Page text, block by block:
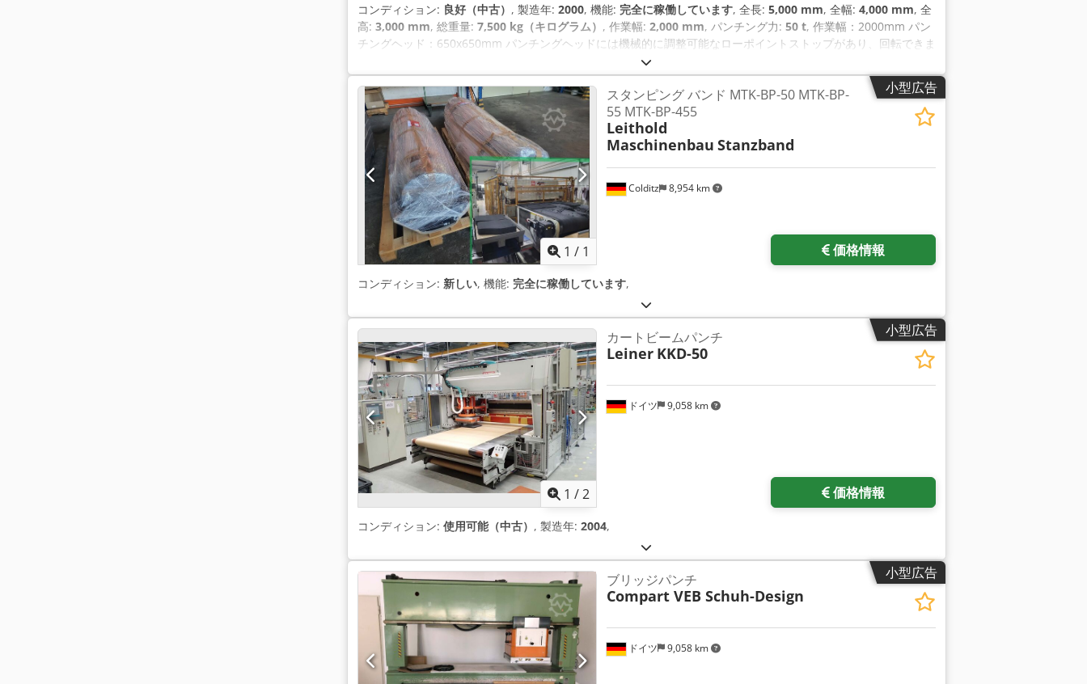
コンディション: 良好（中古） , 製造年: 2000, 機能: 完全に稼働しています, 全長: 5,000 mm, 全幅: 4,000 mm, 全
高: 3,000 mm, 総重量: 7,500 kg（キログラム） , 作業幅: 2,000 mm, パンチング力: 50 t, 作業幅：2000mm パン
チングヘッド：650x650mm パンチングヘッドには機械的に調整可能なローポイントストップがあり、回転できま
す（調整を簡素化するためにパンチの深さのデジタルカウ ンター付き） パンチ圧力：50t パンチングベルト振動
機能付き自動クランプジョーフィード付きパンチングベルト Crjdpfxowlu N Do Ap Isf 機械にはCNC制御が搭載さ
れている 巻き取り機は配送に含まれません パンチは完璧に動作し、すぐに使用できます。
小型広告
1 / 1
Colditz 8,954 km
スタンピング バンド MTK-BP-50 MTK-BP-
55 MTK-BP-455
Leithold
Maschinenbau Stanzband
価格情報
コンディション: 新しい, 機能: 完全に稼働しています,
小型広告
1 /2
ドイツ 9,058 km
カートビームパンチ
Leiner KKD-50
価格情報
コンディション: 使用可能（中古） , 製造年: 2004,
小型広告
ドイツ 9,058 km
ブリッジパンチ
Compart VEB Schuh-Design